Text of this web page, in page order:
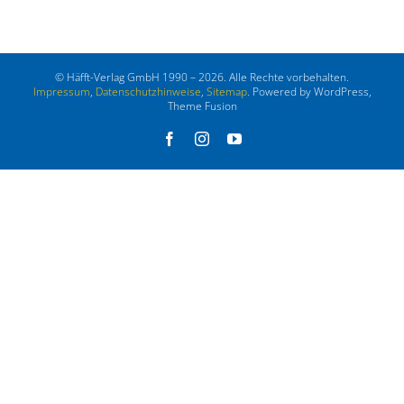
© Häfft-Verlag GmbH 1990 – 2026. Alle Rechte vorbehalten.
Impressum, Datenschutzhinweise, Sitemap. Powered by WordPress,
Theme Fusion
FacebookInstagramYouTube